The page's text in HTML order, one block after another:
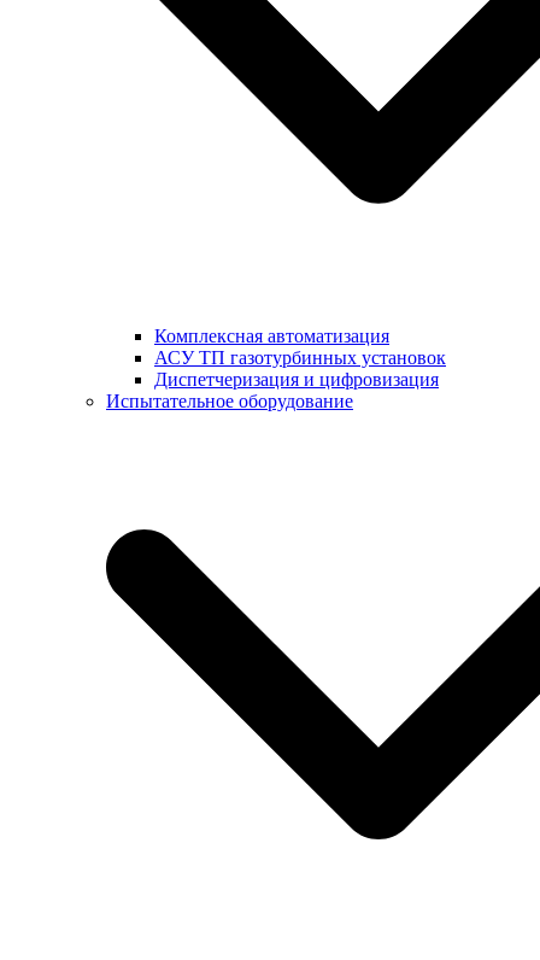
Комплексная автоматизация
АСУ ТП газотурбинных установок
Диспетчеризация и цифровизация
Испытательное оборудование